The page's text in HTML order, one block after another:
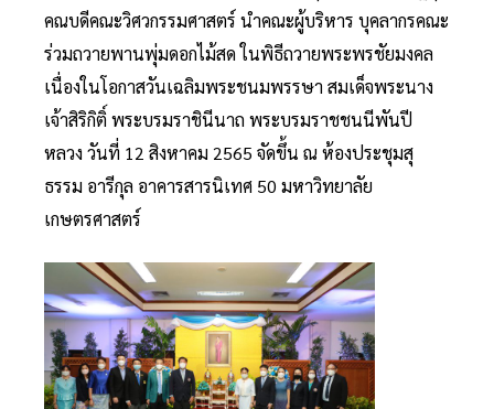
คณบดีคณะวิศวกรรมศาสตร์ นำคณะผู้บริหาร บุคลากรคณะ
ร่วมถวายพานพุ่มดอกไม้สด ในพิธีถวายพระพรชัยมงคล
เนื่องในโอกาสวันเฉลิมพระชนมพรรษา สมเด็จพระนาง
เจ้าสิริกิติ์ พระบรมราชินีนาถ พระบรมราชชนนีพันปี
หลวง วันที่ 12 สิงหาคม 2565 จัดขึ้น ณ ห้องประชุมสุ
ธรรม อารีกุล อาคารสารนิเทศ 50 มหาวิทยาลัย
เกษตรศาสตร์